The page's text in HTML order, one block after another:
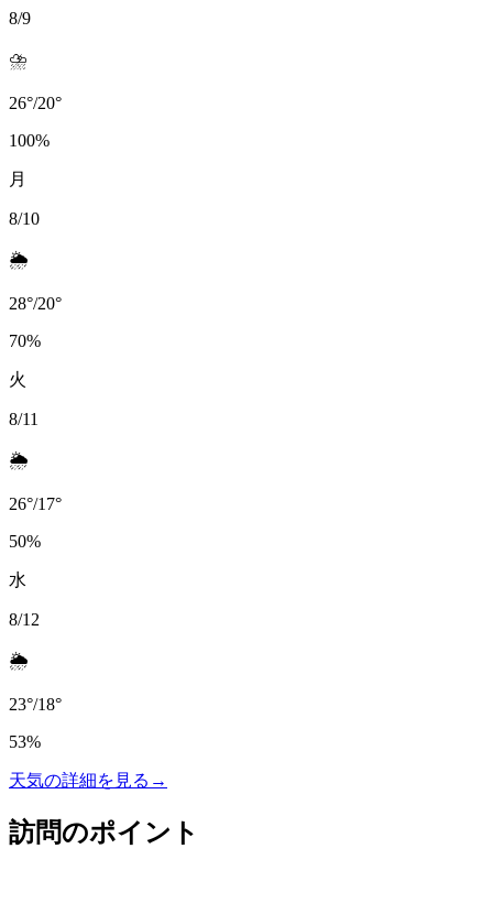
8/9
⛈️
26°/20°
100%
月
8/10
🌦️
28°/20°
70%
火
8/11
🌦️
26°/17°
50%
水
8/12
🌦️
23°/18°
53%
天気の詳細を見る →
訪問のポイント